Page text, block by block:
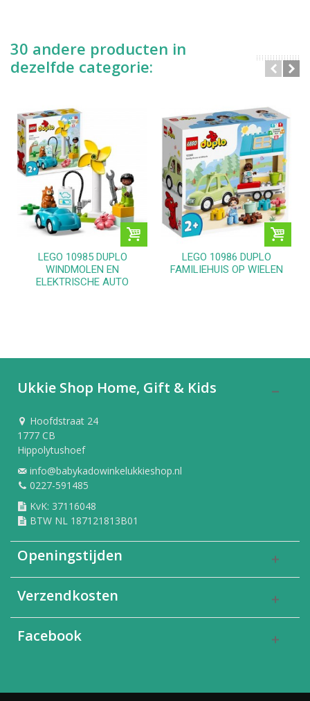
30 andere producten in
dezelfde categorie:
LEGO 10985 DUPLO
WINDMOLEN EN
ELEKTRISCHE AUTO
LEGO 10986 DUPLO
FAMILIEHUIS OP WIELEN
Ukkie Shop Home, Gift & Kids
Hoofdstraat 24
1777 CB
Hippolytushoef
info@babykadowinkelukkieshop.nl
0227-591485
KvK: 37116048
BTW NL 187121813B01
Openingstijden
Verzendkosten
Facebook